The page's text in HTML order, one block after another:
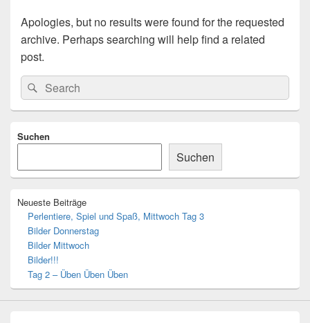
Apologies, but no results were found for the requested
archive. Perhaps searching will help find a related
post.
Search
for:
Search
Sidebar
Suchen
Suchen
Neueste Beiträge
Perlentiere, Spiel und Spaß, Mittwoch Tag 3
Bilder Donnerstag
Bilder Mittwoch
Bilder!!!
Tag 2 – Üben Üben Üben